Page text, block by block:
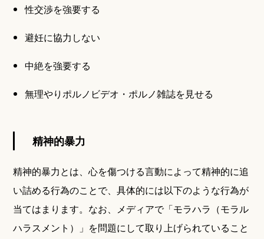
性交渉を強要する
避妊に協力しない
中絶を強要する
無理やりポルノビデオ・ポルノ雑誌を見せる
精神的暴力
精神的暴力とは、心を傷つける言動によって精神的に追
い詰める行為のことで、具体的には以下のような行為が
当てはまります。なお、メディアで「モラハラ（モラル
ハラスメント）」を問題にして取り上げられていること